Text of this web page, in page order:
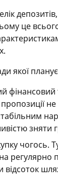
це
якої
фінансовий
зняти
чогось.
регулярно